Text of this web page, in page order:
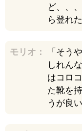
ど、、
ら登れ
モリオ：
「そう
しれん
はコロ
た靴を
うが良